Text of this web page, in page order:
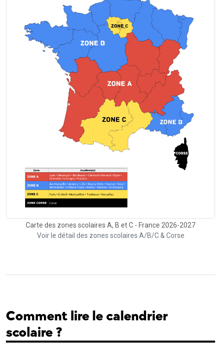
Carte des zones scolaires A, B et C - France 2026-2027
Voir le détail des zones scolaires A/B/C & Corse
Comment lire le calendrier
scolaire ?